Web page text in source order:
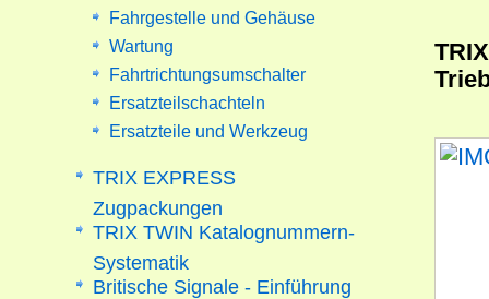
Fahrgestelle und Gehäuse
Wartung
Fahrtrichtungsumschalter
Ersatzteilschachteln
Ersatzteile und Werkzeug
TRIX EXPRESS
Zugpackungen
TRIX TWIN Katalognummern-
Systematik
Britische Signale - Einführung